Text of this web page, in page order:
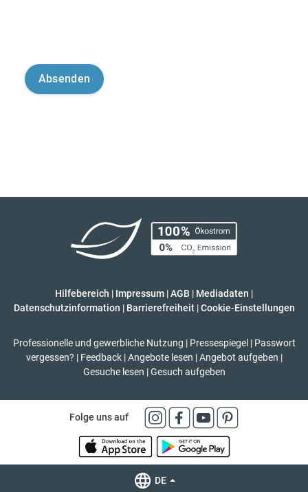
Hilfebereich | Impressum |AGB | Mediadaten |
Datenschutzinformation | Barrierefreiheit | Cookie-Einstellungen
Professionelle und gewerbliche Nutzung | Pressespiegel | Passwort
vergessen? | Feedback | Angebote lesen | Angebot aufgeben |
Gesuche lesen | Gesuch aufgeben
Folge uns auf
DE